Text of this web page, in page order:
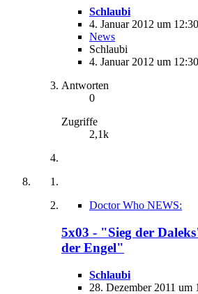
Schlaubi
4. Januar 2012 um 12:30
News
Schlaubi
4. Januar 2012 um 12:30
Antworten
0
Zugriffe
2,1k
Doctor Who NEWS:
5x03 - "Sieg der
der Engel"
Schlaubi
28. Dezember 2011 um